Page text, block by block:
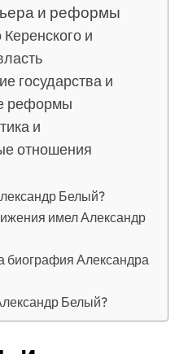
и реформы
и
государства и
реформы
и
отношения
Белый?
имел Александр
биография Александра
Белый?